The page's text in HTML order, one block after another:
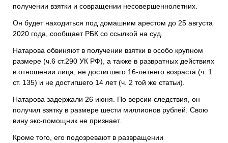
получении взятки и совращении несовершеннолетних.
Он будет находиться под домашним арестом до 25 августа
2020 года, сообщает РБК со ссылкой на суд.
Натарова обвиняют в получении взятки в особо крупном
размере (ч.6 ст.290 УК РФ), а также в развратных действиях
в отношении лица, не достигшего 16-летнего возраста (ч. 1
ст. 135) и не достигшего 14 лет (ч. 2 той же статьи).
Натарова задержали 26 июня. По версии следствия, он
получил взятку в размере шести миллионов рублей. Свою
вину экс-помощник не признает.
Кроме того, его подозревают в развращении